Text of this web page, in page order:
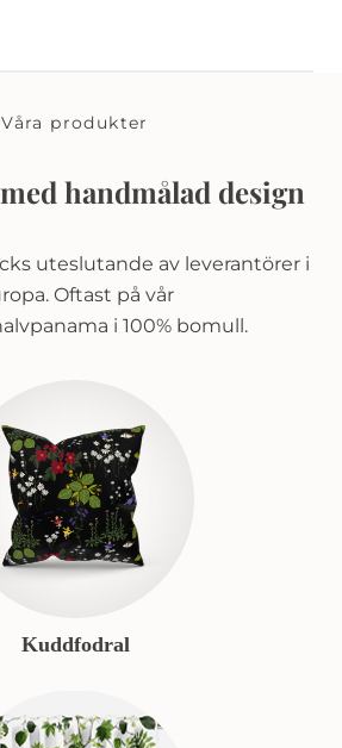
Våra produkter
handmålad design
uteslutande av leverantörer i
Oftast på vår
i 100% bomull.
Kuddfodral